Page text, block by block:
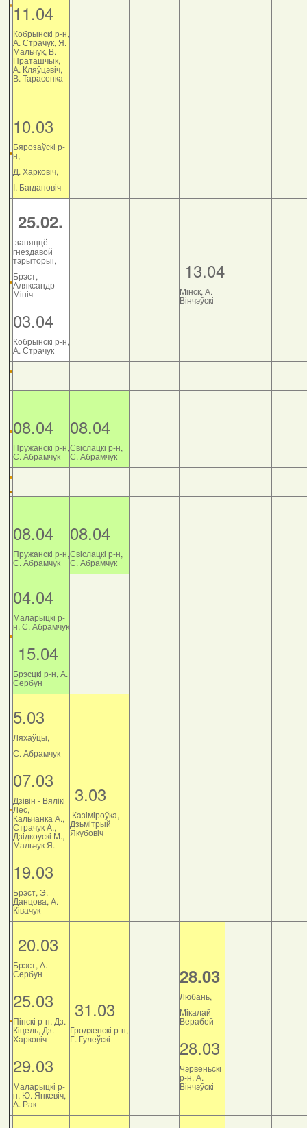
11.04
Кобрынскі р-н,
А. Страчук, Я.
Мальчук, В.
Праташчык,
А. Кляўцэвіч,
В. Тарасенка
10.03
Бярозаўскі р-
н,
Д. Харковіч,
І. Багдановіч
25.02.
заняццё
гнездавой
тэрыторыі,
Брэст,
Аляксандр
Мініч
03.04
Кобрынскі р-н,
А. Страчук
13.04
Мінск, А.
Вінчэўскі
08.04
Пружанскі р-н,
С. Абрамчук
08.04
Свіслацкі р-н,
С. Абрамчук
08.04
Пружанскі р-н,
С. Абрамчук
08.04
Свіслацкі р-н,
С. Абрамчук
04.04
Маларыцкі р-
н, С. Абрамчук
15.04
Брэсцкі р-н, А.
Сербун
5.03
Ляхаўцы,
С. Абрамчук
07.03
Дзiвiн - Вялiкi
Лес,
Кальчанка А.,
Страчук А.,
Дзiдкоускi М.,
Мальчук Я.
19.03
Брэст, Э.
Данцова, А.
Ківачук
3.03
Казіміроўка,
Дзьмітрый
Якубовіч
20.03
Брэст, А.
Сербун
25.03
Пінскі р-н, Дз.
Кіцель, Дз.
Харковіч
29.03
Маларыцкі р-
н, Ю. Янкевіч,
А. Рак
31.03
Гродзенскі р-н,
Г. Гулеўскі
28.03
Любань,
Мікалай
Верабей
28.03
Чэрвеньскі
р-н, А.
Вінчэўскі